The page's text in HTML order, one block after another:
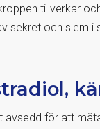
tillverkar
sekret och slem i
avsedd för att